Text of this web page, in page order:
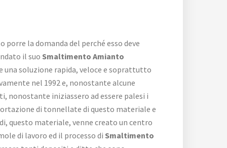
la domanda del perché esso deve
il suo Smaltimento Amianto
una soluzione rapida, veloce e soprattutto
nel 1992 e, nonostante alcune
nonostante iniziassero ad essere palesi i
di tonnellate di questo materiale e
questo materiale, venne creato un centro
di lavoro ed il processo di Smaltimento